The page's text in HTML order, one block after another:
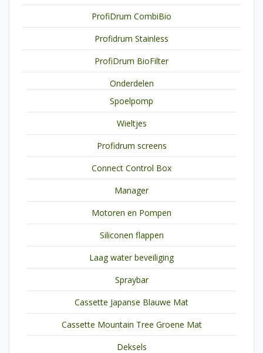
ProfiDrum CombiBio
Profidrum Stainless
ProfiDrum BioFilter
Onderdelen
Spoelpomp
Wieltjes
Profidrum screens
Connect Control Box
Manager
Motoren en Pompen
Siliconen flappen
Laag water beveiliging
Spraybar
Cassette Japanse Blauwe Mat
Cassette Mountain Tree Groene Mat
Deksels